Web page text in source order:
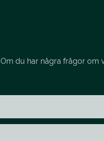
Om du har några frågor om